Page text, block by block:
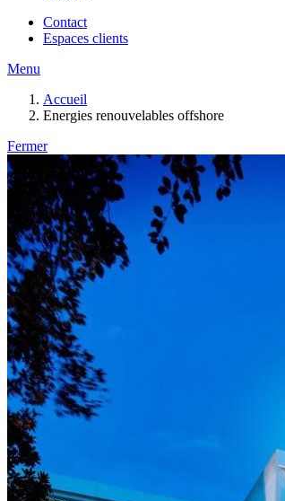
Contact
Espaces clients
Menu
Accueil
Energies renouvelables offshore
Fermer